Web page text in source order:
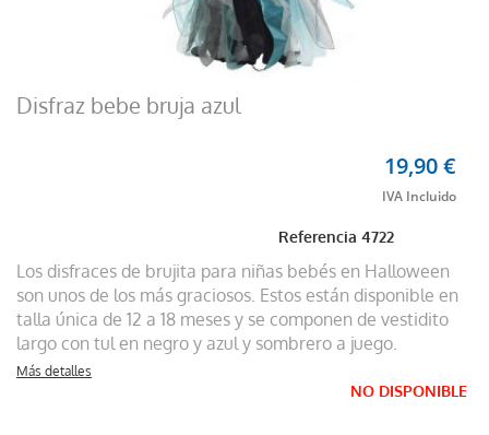
Disfraz bebe bruja azul
Referencia4722
19,90 €
Los disfraces de brujita para niñas bebés en Halloween
son unos de los más graciosos. Estos están disponible en
talla única de 12 a 18 meses y se componen de vestidito
largo con tul en negro y azul y sombrero a juego.
Más detalles
NO DISPONIBLE